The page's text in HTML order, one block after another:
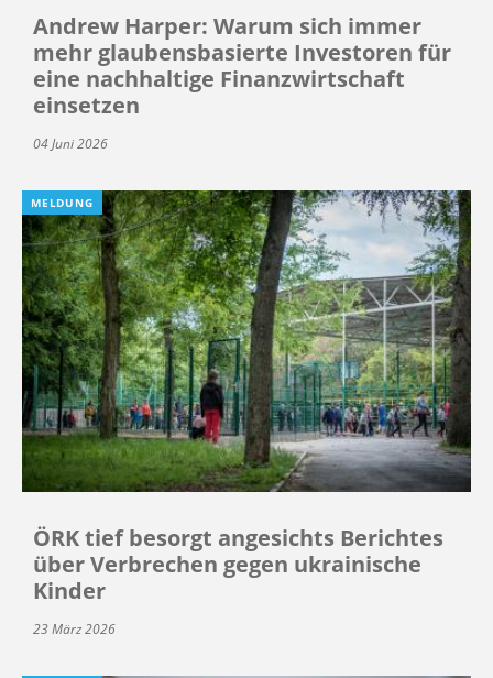
Andrew Harper: Warum sich immer
mehr glaubensbasierte Investoren für
eine nachhaltige Finanzwirtschaft
einsetzen
04 Juni 2026
MELDUNG
ÖRK tief besorgt angesichts Berichtes
über Verbrechen gegen ukrainische
Kinder
23 März 2026